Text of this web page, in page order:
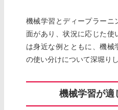
機械学習とディープラーニ
面があり、状況に応じた使
は身近な例とともに、機
の使い分けについて深堀り
機械学習が適